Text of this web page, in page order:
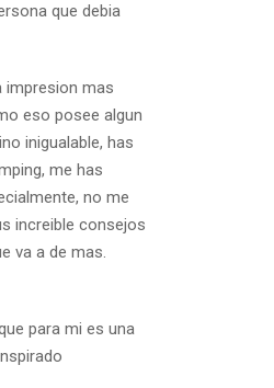
que debia
impresion mas
eso posee algun
inigualable, has
me has
no me
increible consejos
va a de mas.
para mi es una